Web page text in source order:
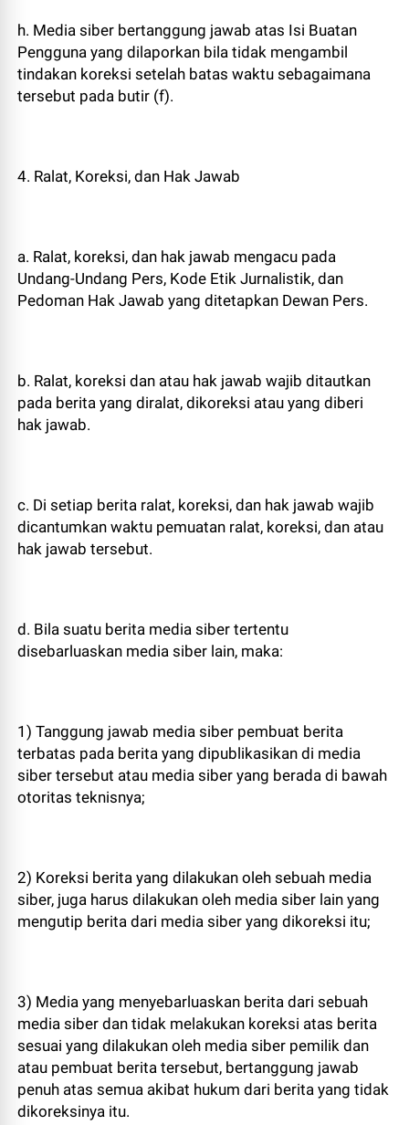
h. Media siber bertanggung jawab atas Isi Buatan
Pengguna yang dilaporkan bila tidak mengambil
tindakan koreksi setelah batas waktu sebagaimana
tersebut pada butir (f).
4. Ralat, Koreksi, dan Hak Jawab
a. Ralat, koreksi, dan hak jawab mengacu pada
Undang-Undang Pers, Kode Etik Jurnalistik, dan
Pedoman Hak Jawab yang ditetapkan Dewan Pers.
b. Ralat, koreksi dan atau hak jawab wajib ditautkan
pada berita yang diralat, dikoreksi atau yang diberi
hak jawab.
c. Di setiap berita ralat, koreksi, dan hak jawab wajib
dicantumkan waktu pemuatan ralat, koreksi, dan atau
hak jawab tersebut.
d. Bila suatu berita media siber tertentu
disebarluaskan media siber lain, maka:
1) Tanggung jawab media siber pembuat berita
terbatas pada berita yang dipublikasikan di media
siber tersebut atau media siber yang berada di bawah
otoritas teknisnya;
2) Koreksi berita yang dilakukan oleh sebuah media
siber, juga harus dilakukan oleh media siber lain yang
mengutip berita dari media siber yang dikoreksi itu;
3) Media yang menyebarluaskan berita dari sebuah
media siber dan tidak melakukan koreksi atas berita
sesuai yang dilakukan oleh media siber pemilik dan
atau pembuat berita tersebut, bertanggung jawab
penuh atas semua akibat hukum dari berita yang tidak
dikoreksinya itu.